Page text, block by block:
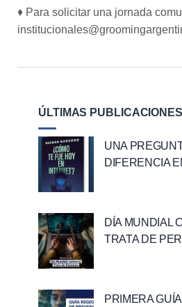
♦ Para solicitar una jornada
ÚLTIMAS PUBLICACIONES
UNA
DIFERENCIA
DÍA MUNDIAL
TRATA DE
PRIMERA GUÍA